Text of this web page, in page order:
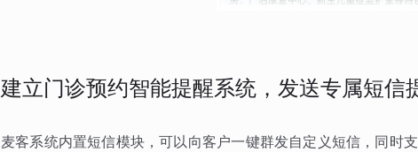
建立门诊预约智能提醒系统，发送专属短信
麦客系统内置短信模块，可以向客户一键群发自定义短信，同时